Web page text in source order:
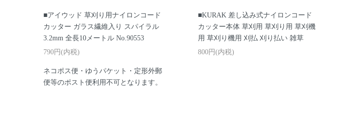
■アイウッド 草刈り用ナイロンコード
カッター ガラス繊維入り スパイラル
3.2mm 全長10メートル No.90553
790円(内税)
ネコポス便・ゆうパケット・定形外郵
便等のポスト便利用不可となります。
■KURAK 差し込み式ナイロンコード
カッター本体 草刈用 草刈り用 草刈機
用 草刈り機用 刈払 刈り払い 雑草
800円(内税)